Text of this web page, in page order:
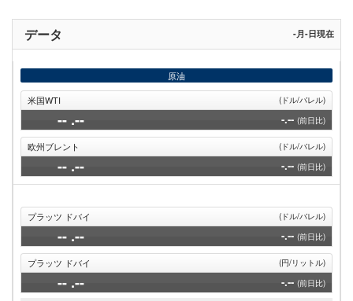
送
り
ン
ペ
ー
ペ
ジ
データ -月-日現在
原油
米国WTI
(ドル/バレル)
-- .-- -.-- (前日比)
欧州ブレント (ドル/バレル)
-- .-- -.-- (前日比)
プラッツ ドバイ (ドル/バレル)
-- .-- -.-- (前日比)
プラッツ ドバイ (円/リットル)
-- .-- -.-- (前日比)